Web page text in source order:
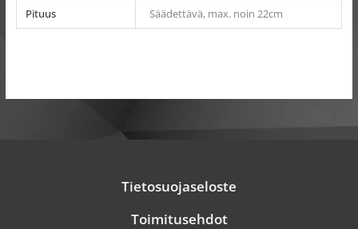
Pituus
Säädettävä, max. noin 22cm
Tietosuojaseloste
Toimitusehdot